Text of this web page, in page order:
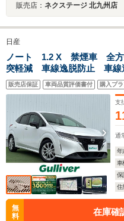
販売店： ネクステージ 北九州店
日産
ノート 1.2 X 禁煙車 全
突軽減 車線逸脱防止 車
ト ビルトインETC BSM
ーキングブレーキ/オートブ
販売店保証 車両品質評価書付 購入プ
支
通
年
車
保
住
無
料
在庫確